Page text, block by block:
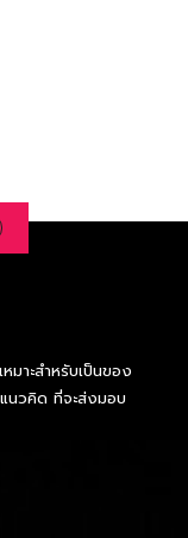
มาะสำหรับเป็นของ
นวคิด ที่จะส่งมอบ